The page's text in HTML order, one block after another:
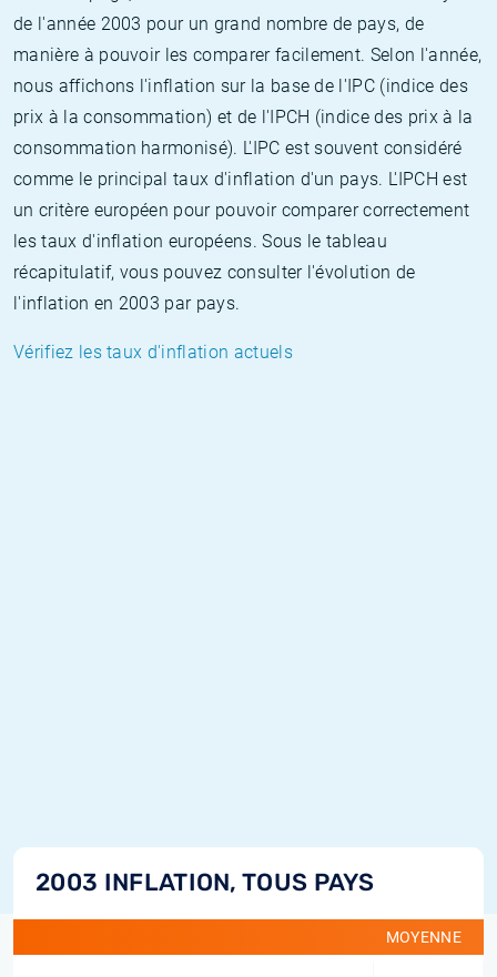
de l'année 2003 pour un grand nombre de pays, de
manière à pouvoir les comparer facilement. Selon l'année,
nous affichons l'inflation sur la base de l'IPC (indice des
prix à la consommation) et de l'IPCH (indice des prix à la
consommation harmonisé). L'IPC est souvent considéré
comme le principal taux d'inflation d'un pays. L'IPCH est
un critère européen pour pouvoir comparer correctement
les taux d'inflation européens. Sous le tableau
récapitulatif, vous pouvez consulter l'évolution de
l'inflation en 2003 par pays.
Vérifiez les taux d'inflation actuels
2003 INFLATION, TOUS PAYS
MOYENNE